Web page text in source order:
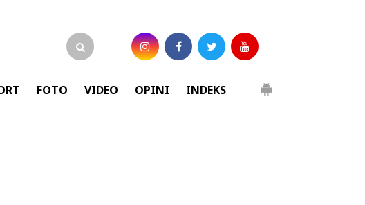
FOTO VIDEO OPINI INDEKS